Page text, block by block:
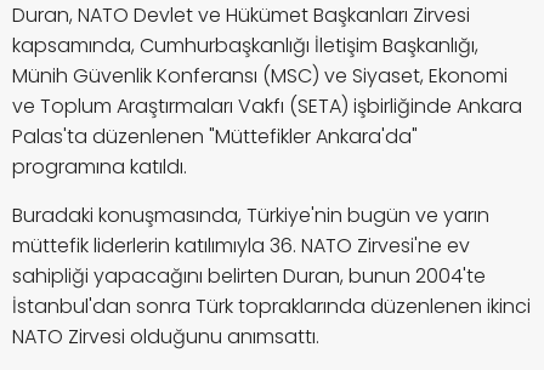
Duran, NATO Devlet ve Hükümet Başkanları Zirvesi
kapsamında, Cumhurbaşkanlığı İletişim Başkanlığı,
Münih Güvenlik Konferansı (MSC) ve Siyaset, Ekonomi
ve Toplum Araştırmaları Vakfı (SETA) işbirliğinde Ankara
Palas'ta düzenlenen "Müttefikler Ankara'da"
programına katıldı.
Buradaki konuşmasında, Türkiye'nin bugün ve yarın
müttefik liderlerin katılımıyla 36. NATO Zirvesi'ne ev
sahipliği yapacağını belirten Duran, bunun 2004'te
İstanbul'dan sonra Türk topraklarında düzenlenen ikinci
NATO Zirvesi olduğunu anımsattı.